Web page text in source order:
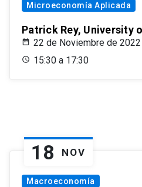
Microeconomía Aplicada
Patrick Rey, University
22 de Noviembre de 2022
15:30 a 17:30
18 NOV
Macroeconomía